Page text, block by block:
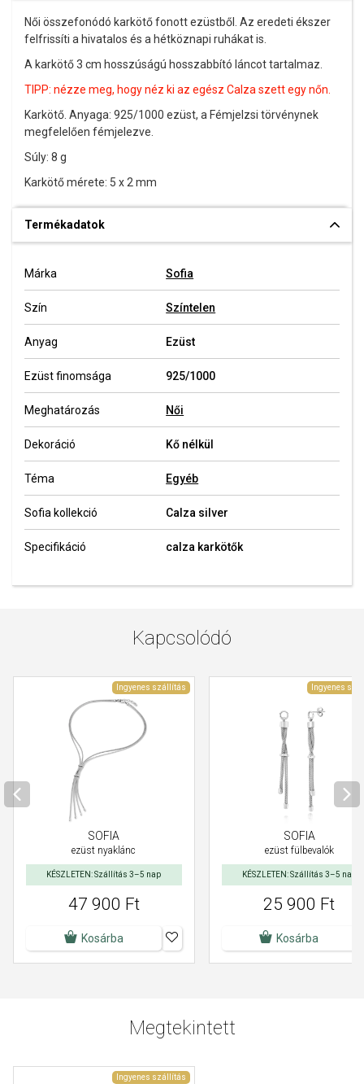
Női összefonódó karkötő fonott ezüstből. Az eredeti ékszer
felfrissíti a hivatalos és a hétköznapi ruhákat is.
A karkötő 3 cm hosszúságú hosszabbító láncot tartalmaz.
TIPP: nézze meg, hogy néz ki az egész Calza szett egy nőn.
Karkötő. Anyaga: 925/1000 ezüst, a Fémjelzsi törvénynek
megfelelően fémjelezve.
Súly: 8 g
Karkötő mérete: 5 x 2 mm
Termékadatok
Márka Sofia
Szín Színtelen
Anyag Ezüst
Ezüst finomsága 925/1000
Meghatározás Női
Dekoráció Kő nélkül
Téma Egyéb
Sofia kollekció Calza silver
Specifikáció calza karkötők
Kapcsolódó
Ingyenes szállítás
SOFIA
ezüst nyaklánc
KÉSZLETEN: Szállítás 3–5 nap
47 900 Ft
Kosárba
Ingyenes
SOFIA
ezüst fülbevalók
KÉSZLETEN: Szállítás 3–5 nap
25 900 Ft
Kosárba
Megtekintett
Ingyenes szállítás